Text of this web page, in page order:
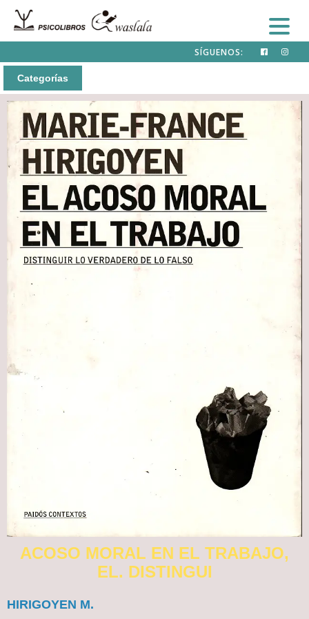
SÍGUENOS:
Categorías
ACOSO MORAL EN EL TRABAJO,
EL. DISTINGUI
HIRIGOYEN M.